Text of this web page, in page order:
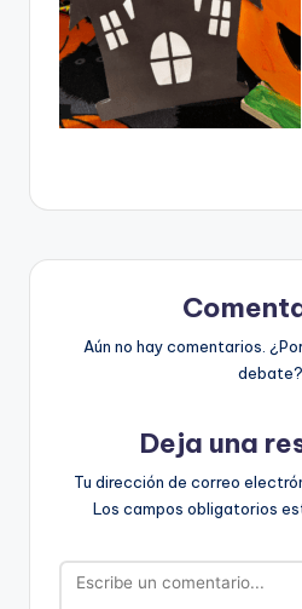
Aún no hay comentarios.
debate?
Deja una
Tu dirección de correo
Los campos obligatorios